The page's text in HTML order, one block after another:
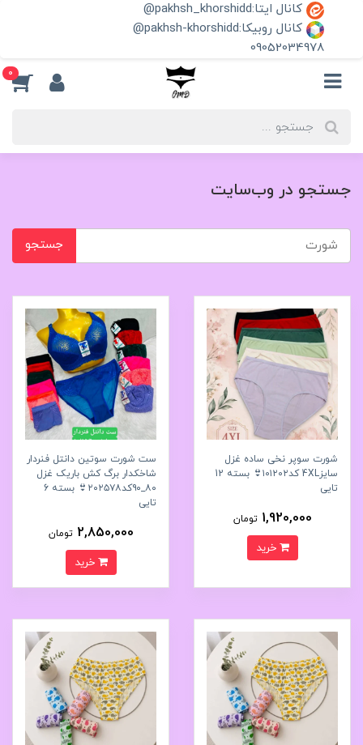
کانال ایتا:pakhsh_khorshidd@
کانال روبیکا:pakhsh-khorshidd@
09052034978
0
جستجو در وب‌سایت
جستجو
شورت سوپر نخی ساده غزل
سایز4XL کد۱۰۱۲۰۲👙 بسته 12
تایی
1,920,000 تومان
خرید
ست شورت سوتین دانتل فنردار
شاخکدار برگ کش باریک غزل
۸۰_۹۰کد۲۰۲۵۷۸👙 بسته 6
تایی
2,850,000 تومان
خرید